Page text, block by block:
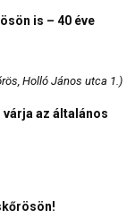
is – 40 éve
Holló János utca 1.)
az általános